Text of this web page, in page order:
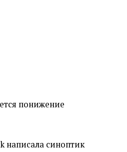
понижение
написала синоптик